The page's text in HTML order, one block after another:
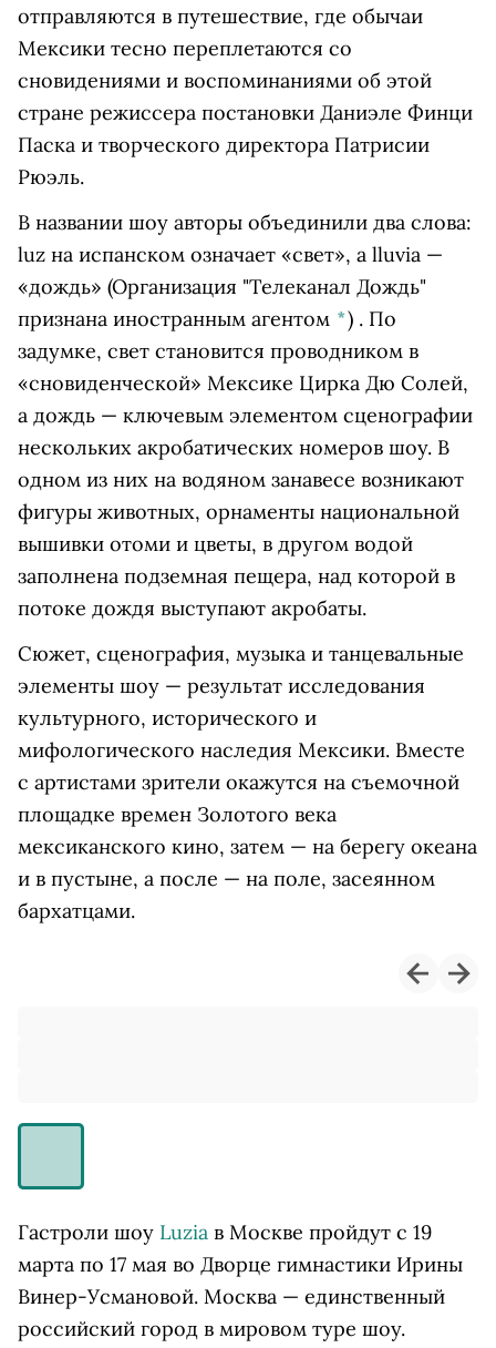
отправляются в путешествие, где обычаи
Мексики тесно переплетаются со
сновидениями и воспоминаниями об этой
стране режиссера постановки Даниэле Финци
Паска и творческого директора Патрисии
Рюэль.
В названии шоу авторы объединили два слова:
luz на испанском означает «свет», а lluvia —
«дождь» (Организация "Телеканал Дождь"
признана иностранным агентом *) . По
задумке, свет становится проводником в
«сновиденческой» Мексике Цирка Дю Солей,
а дождь — ключевым элементом сценографии
нескольких акробатических номеров шоу. В
одном из них на водяном занавесе возникают
фигуры животных, орнаменты национальной
вышивки отоми и цветы, в другом водой
заполнена подземная пещера, над которой в
потоке дождя выступают акробаты.
Сюжет, сценография, музыка и танцевальные
элементы шоу — результат исследования
культурного, исторического и
мифологического наследия Мексики. Вместе
с артистами зрители окажутся на съемочной
площадке времен Золотого века
мексиканского кино, затем — на берегу океана
и в пустыне, а после — на поле, засеянном
бархатцами.
Гастроли шоу Luzia в Москве пройдут с 19
марта по 17 мая во Дворце гимнастики Ирины
Винер-Усмановой. Москва — единственный
российский город в мировом туре шоу.